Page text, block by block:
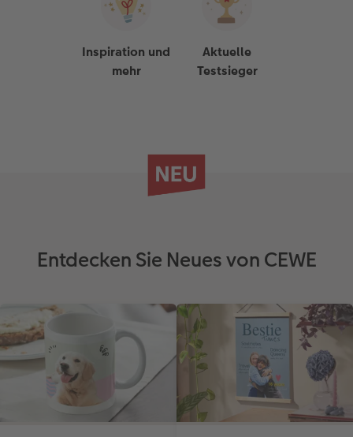
Inspiration und
mehr
Aktuelle
Testsieger
Entdecken Sie Neues von CEWE